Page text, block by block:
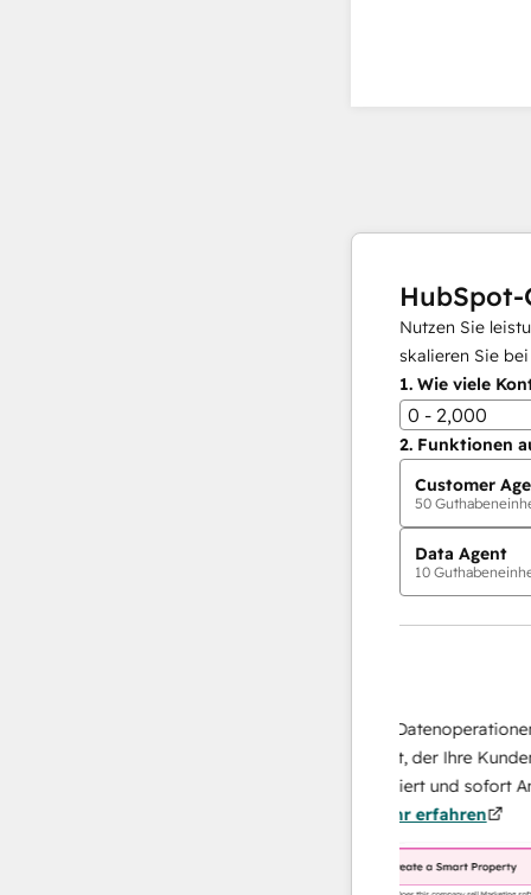
HubSpot-
Nutzen Sie
skalieren Sie
1. Wie viele
0 - 2,000
2. Funktionen
Customer
50
Data Agent
10
Skalieren Sie Ihrer Datenoperationen mit
KI-gestützten Agent, der Ihre Kunden
recherchiert, analysiert und sofort
Mehr erfahren